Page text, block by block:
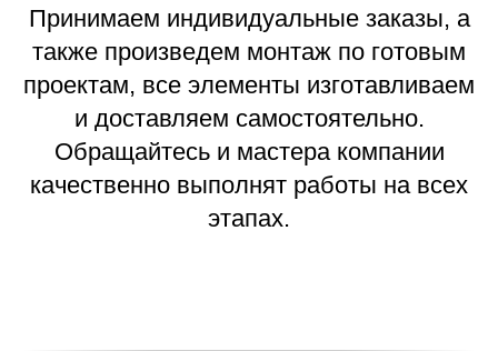
Принимаем индивидуальные заказы, а
также произведем монтаж по готовым
проектам, все элементы изготавливаем
и доставляем самостоятельно.
Обращайтесь и мастера компании
качественно выполнят работы на всех
этапах.